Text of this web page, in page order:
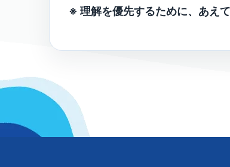
※ 理解を優先するために、あえ